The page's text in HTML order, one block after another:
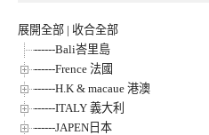
展開全部 | 收合全部
------Bali峇里島
------Frence 法國
------H.K & macaue 港澳
------ITALY 義大利
------JAPEN日本